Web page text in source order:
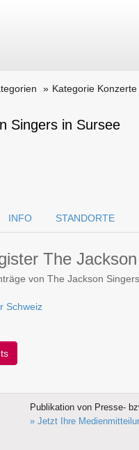
Kategorie Konzerte
Singers in Sursee
INFO STANDORTE
The
von The Jackson
Schweiz
Publikation von Presse-
» Jetzt Ihre